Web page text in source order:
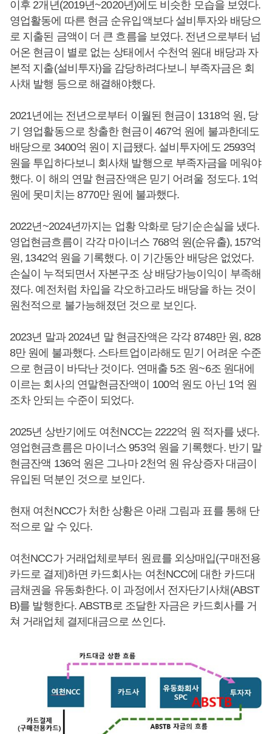
이후 2개년(2019년~2020년)에도 비슷한 모습을 보였다.
영업활동에 따른 현금 순유입액보다 설비투자와 배당으
로 지출된 금액이 더 큰 흐름을 보였다. 전년으로부터 넘
어온 현금이 별로 없는 상태에서 수천억 원대 배당과 자
본적 지출(설비투자)을 감당하려다보니 부족자금은 회
사채 발행 등으로 해결해야했다.
2021년에는 전년으로부터 이월된 현금이 1318억 원, 당
기 영업활동으로 창출한 현금이 467억 원에 불과한데도
배당으로 3400억 원이 지급됐다. 설비투자에도 2593억
원을 투입하다보니 회사채 발행으로 부족자금을 메워야
했다. 이 해의 연말 현금잔액은 믿기 어려울 정도다. 1억
원에 못미치는 8770만 원에 불과했다.
2022년~2024년까지는 업황 악화로 당기순손실을 냈다.
영업현금흐름이 각각 마이너스 768억 원(순유출), 157억
원, 1342억 원을 기록했다. 이 기간동안 배당은 없었다.
손실이 누적되면서 자본구조 상 배당가능이익이 부족해
졌다. 예전처럼 차입을 각오하고라도 배당을 하는 것이
원천적으로 불가능해졌던 것으로 보인다.
2023년 말과 2024년 말 현금잔액은 각각 8748만 원, 828
8만 원에 불과했다. 스타트업이라해도 믿기 어려운 수준
으로 현금이 바닥난 것이다. 연매출 5조 원~6조 원대에
이르는 회사의 연말현금잔액이 100억 원도 아닌 1억 원
조차 안되는 수준이 되었다.
2025년 상반기에도 여천NCC는 2222억 원 적자를 냈다.
영업현금흐름은 마이너스 953억 원을 기록했다. 반기 말
현금잔액 136억 원은 그나마 2천억 원 유상증자 대금이
유입된 덕분인 것으로 보인다.
현재 여천NCC가 처한 상황은 아래 그림과 표를 통해 단
적으로 알 수 있다.
여천NCC가 거래업체로부터 원료를 외상매입(구매전용
카드로 결제)하면 카드회사는 여천NCC에 대한 카드대
금채권을 유동화한다. 이 과정에서 전자단기사채(ABST
B)를 발행한다. ABSTB로 조달한 자금은 카드회사를 거
쳐 거래업체 결제대금으로 쓰인다.